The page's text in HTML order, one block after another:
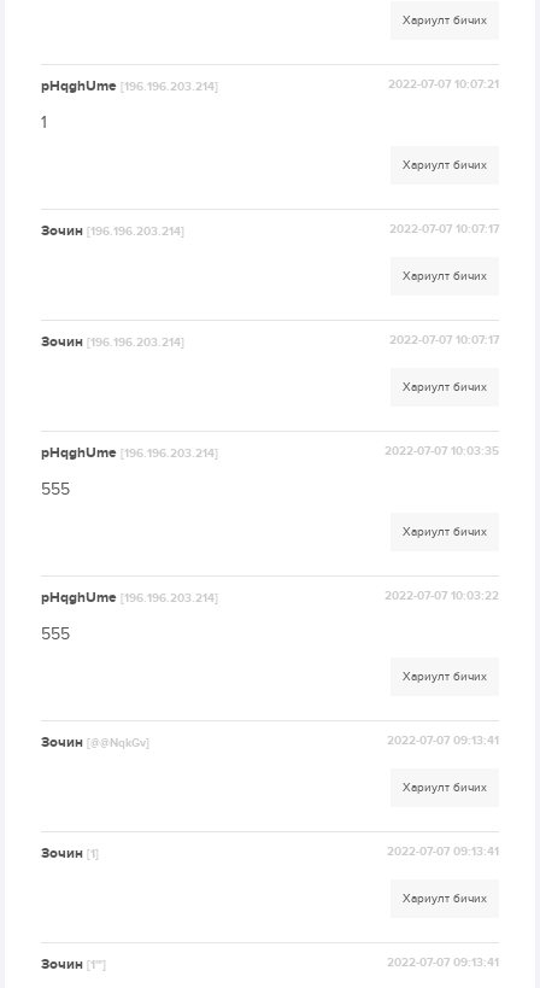
Хариулт бичих
pHqghUme[196.196.203.214] 2022-07-07 10:07:21
1
Хариулт бичих
Зочин[196.196.203.214] 2022-07-07 10:07:17
Хариулт бичих
Зочин[196.196.203.214] 2022-07-07 10:07:17
Хариулт бичих
pHqghUme[196.196.203.214] 2022-07-07 10:03:35
555
Хариулт бичих
pHqghUme[196.196.203.214] 2022-07-07 10:03:22
555
Хариулт бичих
Зочин[@@NqkGv] 2022-07-07 09:13:41
Хариулт бичих
Зочин[1] 2022-07-07 09:13:41
Хариулт бичих
Зочин[1'"] 2022-07-07 09:13:41